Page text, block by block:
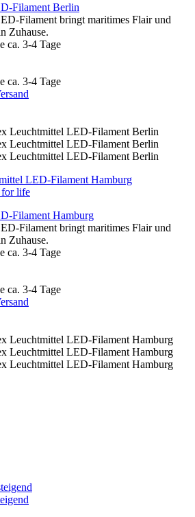
Filament Berlin
Filament bringt maritimes Flair und
Zuhause.
ca. 3-4 Tage
ca. 3-4 Tage
Filament Hamburg
Filament bringt maritimes Flair und
Zuhause.
ca. 3-4 Tage
ca. 3-4 Tage